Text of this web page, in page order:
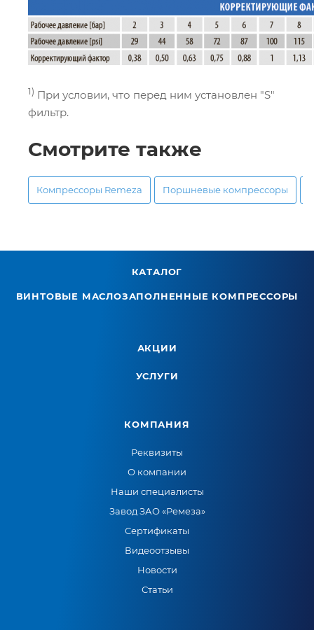
1) При условии, что перед ним установлен "S"
фильтр.
Смотрите также
Компрессоры Remeza Поршневые компрессоры
КАТАЛОГ
ВИНТОВЫЕ МАСЛОЗАПОЛНЕННЫЕ КОМПРЕССОРЫ
АКЦИИ
УСЛУГИ
КОМПАНИЯ
Реквизиты
О компании
Наши специалисты
Завод ЗАО «Ремеза»
Сертификаты
Видеоотзывы
Новости
Статьи